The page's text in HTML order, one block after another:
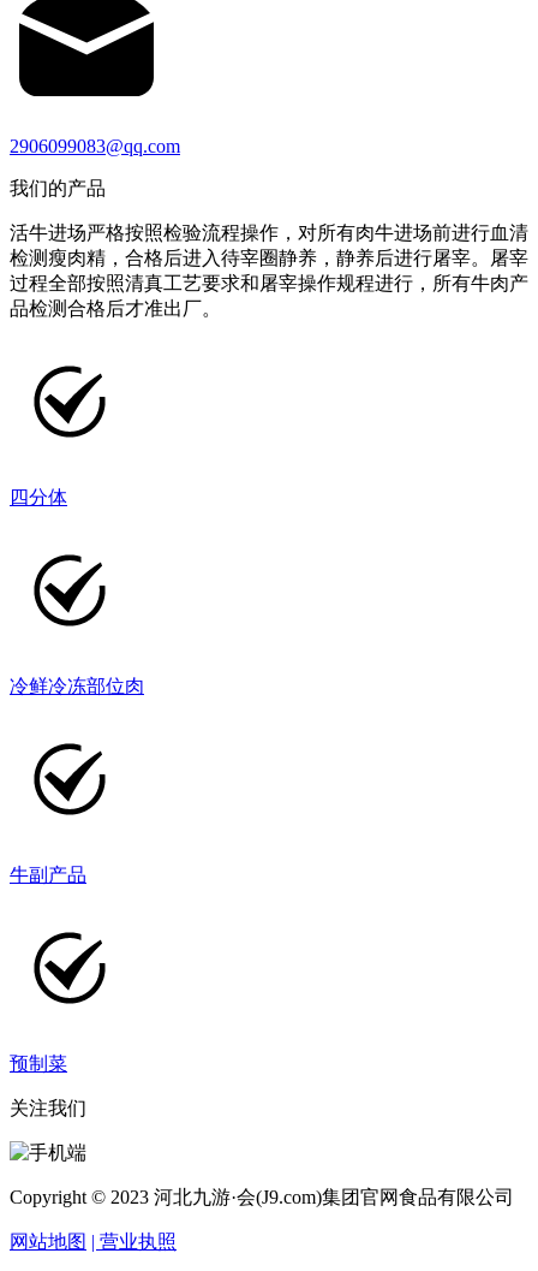
2906099083@qq.com
我们的产品
活牛进场严格按照检验流程操作，对所有肉牛进场前进行血清
检测瘦肉精，合格后进入待宰圈静养，静养后进行屠宰。屠宰
过程全部按照清真工艺要求和屠宰操作规程进行，所有牛肉产
品检测合格后才准出厂。
四分体
冷鲜冷冻部位肉
牛副产品
预制菜
关注我们
Copyright © 2023 河北九游·会(J9.com)集团官网食品有限公司
网站地图 | 营业执照